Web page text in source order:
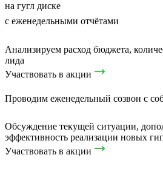
на гугл диске
с еженедельными отчётами
Анализируем расход бюджета,
лида
Участвовать в акции
Проводим еженедельный созвон с
Обсуждение текущей ситуации,
эффективность реализации новых
Участвовать в акции